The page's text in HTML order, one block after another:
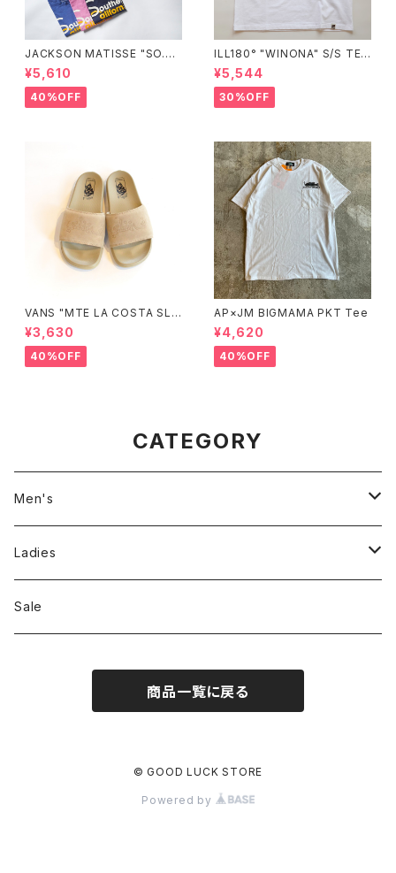
JACKSON MATISSE "SO.CA
L"
¥5,610
40%OFF
ILL180° "WINONA" S/S TE
E"
¥5,544
30%OFF
VANS "MTE LA COSTA SLI
DE ON"
¥3,630
40%OFF
AP×JM BIGMAMA PKT Tee
¥4,620
40%OFF
CATEGORY
Men's
Jackson Matisse
ILL180°
Ladies
Unfil
Sale
商品一覧に戻る
© GOOD LUCK STORE
Powered by